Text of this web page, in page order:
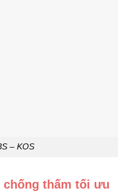
– KOS
chống thấm tối ưu